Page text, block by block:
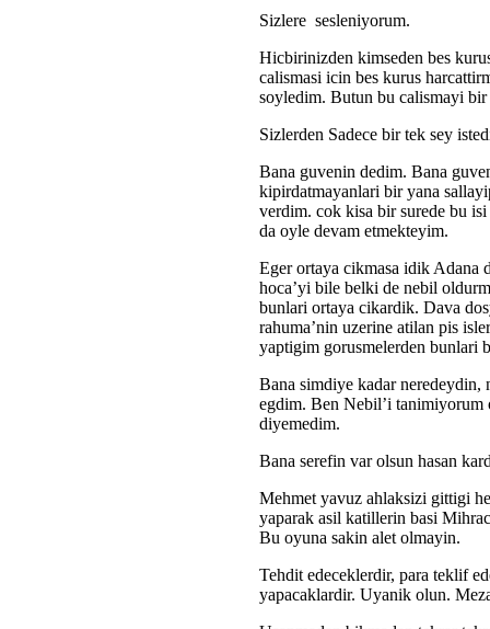
Sizlere sesleniyorum.
Hicbirinizden kimseden bes
calismasi icin bes kurus
soyledim. Butun bu calismayi
Sizlerden Sadece bir tek sey
Bana guvenin dedim. Bana
kipirdatmayanlari bir yana
verdim. cok kisa bir surede bu
da oyle devam etmekteyim.
Eger ortaya cikmasa idik
hoca’yi bile belki de nebil
bunlari ortaya cikardik. Dava
rahuma’nin uzerine atilan pis
yaptigim gorusmelerden bunlari
Bana simdiye kadar neredeydin,
egdim. Ben Nebil’i tanimiyorum
diyemedim.
Bana serefin var olsun hasan
Mehmet yavuz ahlaksizi gittigi
yaparak asil katillerin basi
Bu oyuna sakin alet olmayin.
Tehdit edeceklerdir, para teklif
yapacaklardir. Uyanik olun.